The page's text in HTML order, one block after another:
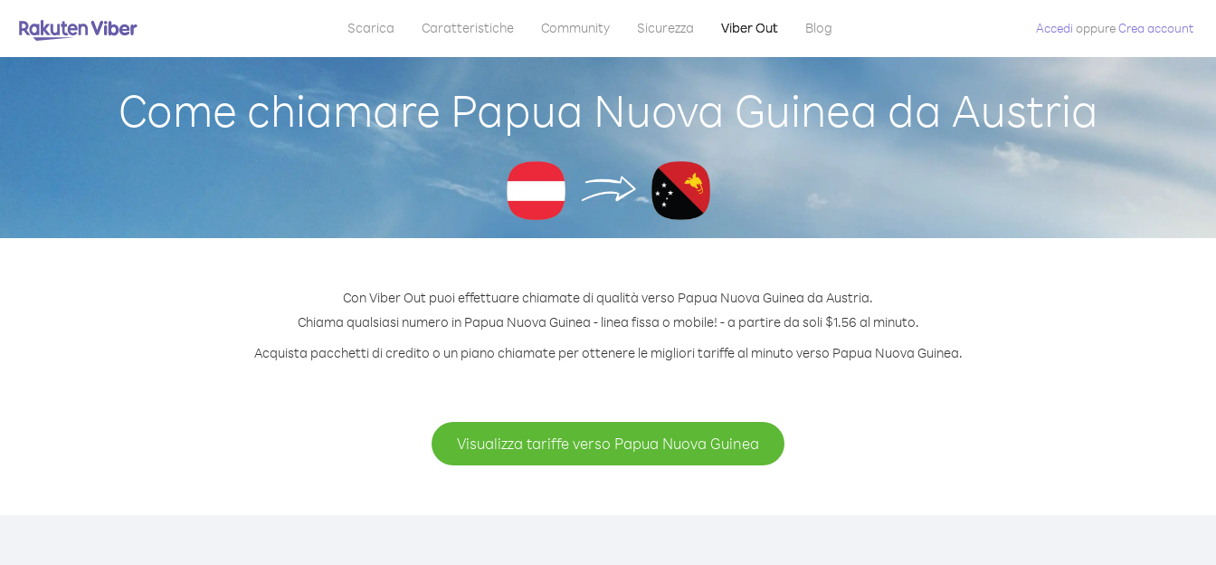
Scarica Caratteristiche Community Sicurezza Viber Out Blog Accedi oppureCrea account
Come chiamare Papua Nuova Guinea da Austria
Con Viber Out puoi effettuare chiamate di qualità verso Papua Nuova Guinea da Austria.
Chiama qualsiasi numero in Papua Nuova Guinea - linea fissa o mobile! - a partire da soli $1.56 al minuto.
Acquista pacchetti di credito o un piano chiamate per ottenere le migliori tariffe al minuto verso Papua Nuova Guinea.
Visualizza tariffe verso Papua Nuova Guinea